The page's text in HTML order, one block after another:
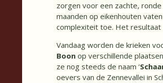
zorgen voor een zachte,
maanden op eikenhouten
complexiteit toe. Het resultaat
Vandaag worden de krieken
Boon op verschillende
ze nog steeds de naam ‘
oevers van de Zennevallei in